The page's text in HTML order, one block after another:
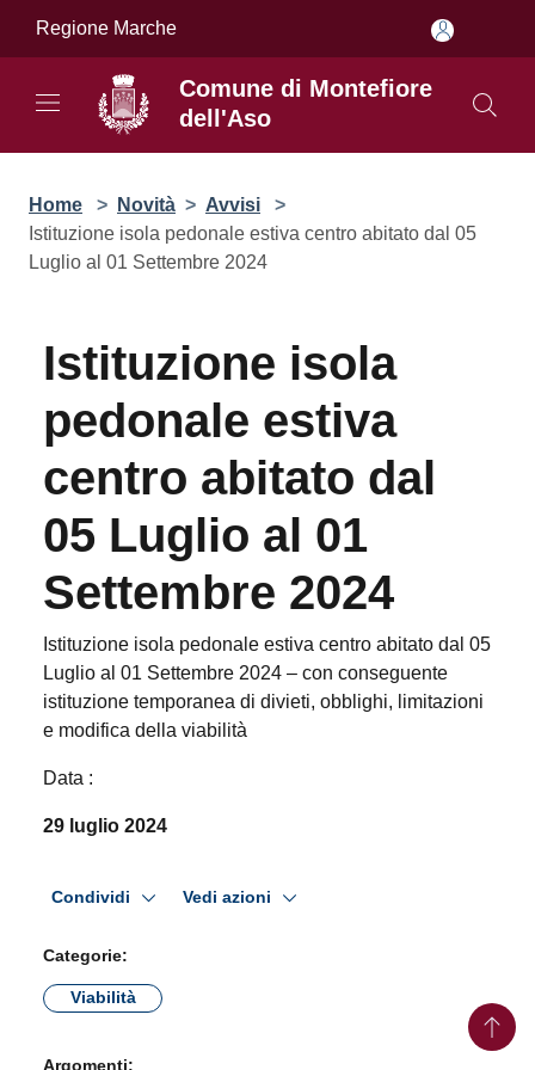
Salta al contenuto principale
Regione Marche
Comune di Montefiore
dell'Aso
Home > Novità > Avvisi >
Istituzione isola pedonale estiva centro abitato dal 05
Luglio al 01 Settembre 2024
Istituzione isola
pedonale estiva
centro abitato dal 05
Luglio al 01
Settembre 2024
Istituzione isola pedonale estiva centro abitato dal 05
Luglio al 01 Settembre 2024 – con conseguente
istituzione temporanea di divieti, obblighi, limitazioni e
modifica della viabilità
Data :
29 luglio 2024
Condividi Vedi azioni
Categorie:
Viabilità
Questo sito web utilizza cookie tecnici e assimilati strettamente
informazioni statistiche, aggregate e anonime.